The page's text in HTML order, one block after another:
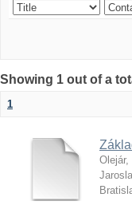
Showing 1 out of a
1
Olejár,